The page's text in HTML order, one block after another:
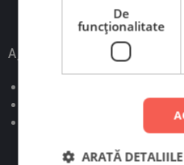
Ajutor
De
funcţionalitate
ARATĂ DETALIILE